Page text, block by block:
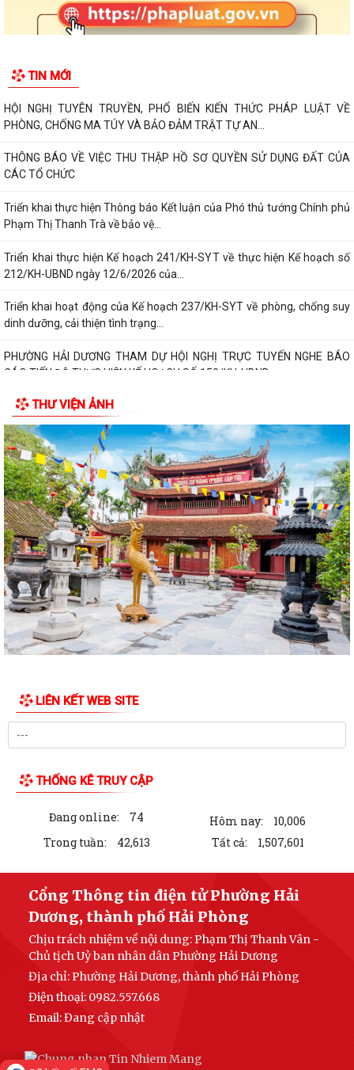
TIN MỚI
HỘI NGHỊ TUYÊN TRUYỀN, PHỔ BIẾN KIẾN THỨC PHÁP LUẬT VỀ
PHÒNG, CHỐNG MA TÚY VÀ BẢO ĐẢM TRẬT TỰ AN...
THÔNG BÁO VỀ VIỆC THU THẬP HỒ SƠ QUYỀN SỬ DỤNG ĐẤT CỦA
CÁC TỔ CHỨC
Triển khai thực hiện Thông báo Kết luận của Phó thủ tướng Chính phủ
Phạm Thị Thanh Trà về bảo vệ...
Triển khai thực hiện Kế hoạch 241/KH-SYT về thực hiện Kế hoạch số
212/KH-UBND ngày 12/6/2026 của...
Triển khai hoạt động của Kế hoạch 237/KH-SYT về phòng, chống suy
dinh dưỡng, cải thiện tình trạng...
PHƯỜNG HẢI DƯƠNG THAM DỰ HỘI NGHỊ TRỰC TUYẾN NGHE BÁO
CÁO TIẾN ĐỘ THỰC HIỆN KẾ HOẠCH SỐ 150/KH-UBND
THƯ VIỆN ẢNH
LIÊN KẾT WEB SITE
THỐNG KÊ TRUY CẬP
Đang online: 74 Hôm nay:
10,006
Trong tuần:
42,613 Tất cả: 1,507,601
Cổng Thông tin điện tử Phường Hải
Dương, thành phố Hải Phòng
Chịu trách nhiệm về nội dung: Phạm Thị Thanh Vân -
Chủ tịch Uỷ ban nhân dân Phường Hải Dương
Địa chỉ: Phường Hải Dương, thành phố Hải Phòng
Điện thoại: 0982.557.668
Email:Đang cập nhật